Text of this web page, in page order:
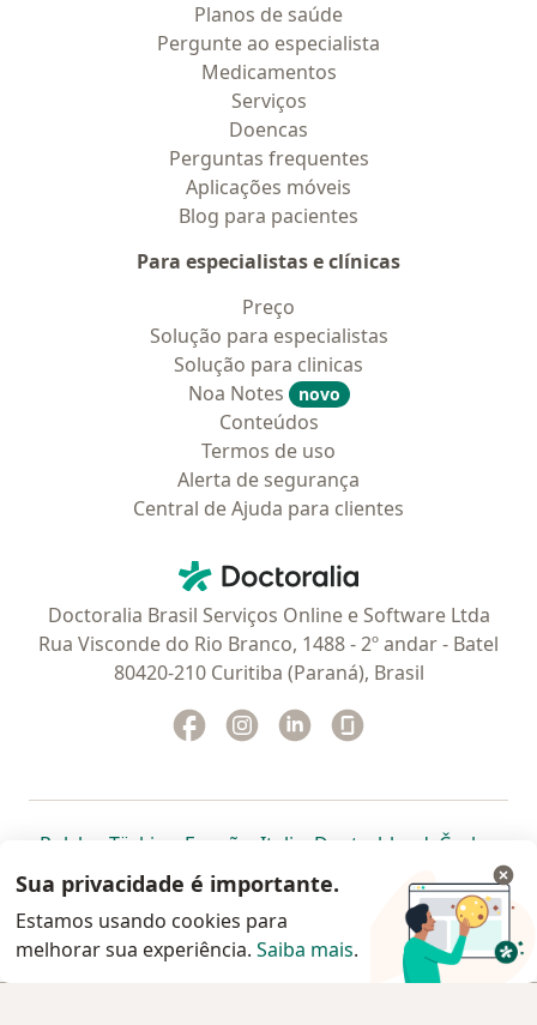
Planos de saúde
Pergunte ao especialista
Medicamentos
Serviços
Doencas
Perguntas frequentes
Aplicações móveis
Blog para pacientes
Para especialistas e clínicas
Preço
Solução para especialistas
Solução para clinicas
Noa Notes
novo
Conteúdos
Termos de uso
Alerta de segurança
Central de Ajuda para clientes
Doctoralia - Homepage
Doctoralia Brasil Serviços Online e Software Ltda
Rua Visconde do Rio Branco, 1488 - 2º andar - Batel
80420-210 Curitiba (Paraná), Brasil
Facebook
abre num novo separador
Instagram
abre num novo separador
Linkedin
abre num novo
Polska abre num novo separador
Türkiye abre num novo separador
España abre num novo separador
Italia abre num novo
Deutschlandabre num
Česko
Portugal abre num novo separador
, México abre num novo separador
, abre num novo separador
Brasil abre num novoabre num
abre
Colombia abre num novo
www.doctoralia.com.br © 2026 - Agende agora sua
Sua privacidade é importante.
Estamos usando cookies para
melhorar sua experiência. Saiba mais.